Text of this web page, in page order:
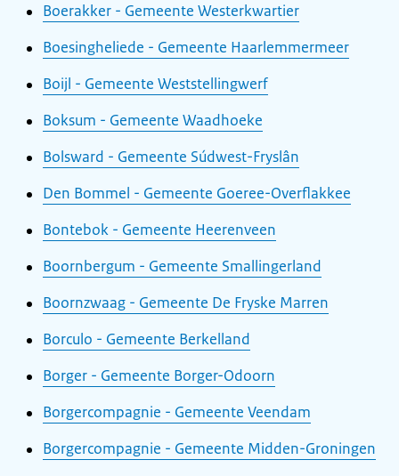
Boerakker - Gemeente Westerkwartier
Boesingheliede - Gemeente Haarlemmermeer
Boijl - Gemeente Weststellingwerf
Boksum - Gemeente Waadhoeke
Bolsward - Gemeente Súdwest-Fryslân
Den Bommel - Gemeente Goeree-Overflakkee
Bontebok - Gemeente Heerenveen
Boornbergum - Gemeente Smallingerland
Boornzwaag - Gemeente De Fryske Marren
Borculo - Gemeente Berkelland
Borger - Gemeente Borger-Odoorn
Borgercompagnie - Gemeente Veendam
Borgercompagnie - Gemeente Midden-Groningen